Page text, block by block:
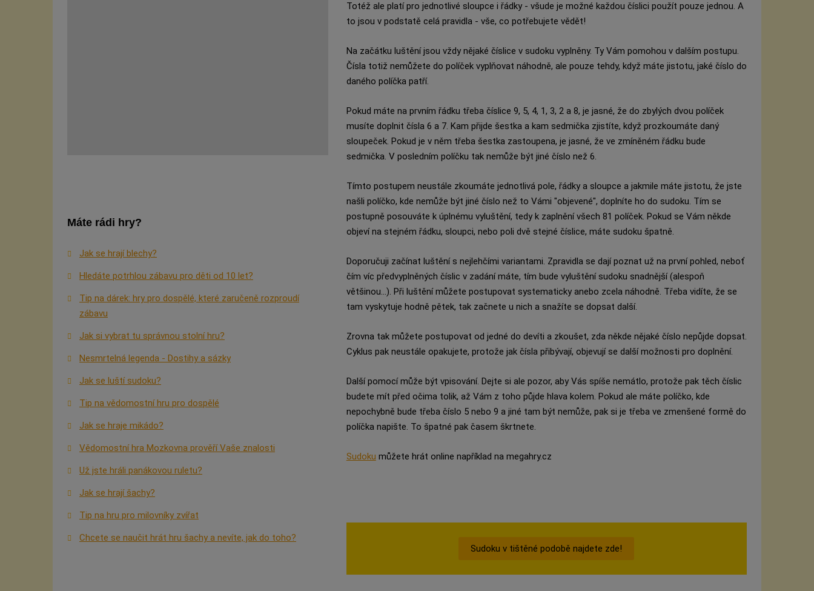
Máte rádi hry?
Jak se hrají blechy?
Hledáte potrhlou zábavu pro děti od 10 let?
Tip na dárek: hry pro dospělé, které zaručeně rozproudí
zábavu
Jak si vybrat tu správnou stolní hru?
Nesmrtelná legenda - Dostihy a sázky
Jak se luští sudoku?
Tip na vědomostní hru pro dospělé
Jak se hraje mikádo?
Vědomostní hra Mozkovna prověří Vaše znalosti
Už jste hráli panákovou ruletu?
Jak se hrají šachy?
Tip na hru pro milovníky zvířat
Chcete se naučit hrát hru šachy a nevíte, jak do toho?
Totéž ale platí pro jednotlivé sloupce i řádky - všude je možné každou číslici použít pouze jednou. A
to jsou v podstatě celá pravidla - vše, co potřebujete vědět!
Na začátku luštění jsou vždy nějaké číslice v sudoku vyplněny. Ty Vám pomohou v dalším postupu.
Čísla totiž nemůžete do políček vyplňovat náhodně, ale pouze tehdy, když máte jistotu, jaké číslo do
daného políčka patří.
Pokud máte na prvním řádku třeba číslice 9, 5, 4, 1, 3, 2 a 8, je jasné, že do zbylých dvou políček
musíte doplnit čísla 6 a 7. Kam přijde šestka a kam sedmička zjistíte, když prozkoumáte daný
sloupeček. Pokud je v něm třeba šestka zastoupena, je jasné, že ve zmíněném řádku bude
sedmička. V posledním políčku tak nemůže být jiné číslo než 6.
Tímto postupem neustále zkoumáte jednotlivá pole, řádky a sloupce a jakmile máte jistotu, že jste
našli políčko, kde nemůže být jiné číslo než to Vámi "objevené", doplníte ho do sudoku. Tím se
postupně posouváte k úplnému vyluštění, tedy k zaplnění všech 81 políček. Pokud se Vám někde
objeví na stejném řádku, sloupci, nebo poli dvě stejné číslice, máte sudoku špatně.
Doporučuji začínat luštění s nejlehčími variantami. Zpravidla se dají poznat už na první pohled, neboť
čím víc předvyplněných číslic v zadání máte, tím bude vyluštění sudoku snadnější (alespoň
většinou...). Při luštění můžete postupovat systematicky anebo zcela náhodně. Třeba vidíte, že se
tam vyskytuje hodně pětek, tak začnete u nich a snažíte se dopsat další.
Zrovna tak můžete postupovat od jedné do devíti a zkoušet, zda někde nějaké číslo nepůjde dopsat.
Cyklus pak neustále opakujete, protože jak čísla přibývají, objevují se další možnosti pro doplnění.
Další pomocí může být vpisování. Dejte si ale pozor, aby Vás spíše nemátlo, protože pak těch číslic
budete mít před očima tolik, až Vám z toho půjde hlava kolem. Pokud ale máte políčko, kde
nepochybně bude třeba číslo 5 nebo 9 a jiné tam být nemůže, pak si je třeba ve zmenšené formě do
políčka napište. To špatné pak časem škrtnete.
Sudoku můžete hrát online například na megahry.cz
Sudoku v tištěné podobě najdete zde!